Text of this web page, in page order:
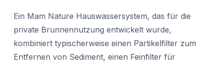
Ein Mam Nature Hauswassersystem, das für die
private Brunnennutzung entwickelt wurde,
kombiniert typischerweise einen Partikelfilter zum
Entfernen von Sediment, einen Feinfilter für